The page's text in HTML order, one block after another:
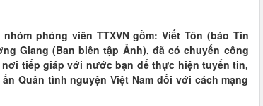
phóng viên TTXVN gồm: Viết Tôn (báo Tin
Giang (Ban biên tập Ảnh), đã có chuyến công
tiếp giáp với nước bạn để thực hiện tuyến tin,
Quân tình nguyện Việt Nam đối với cách mạng